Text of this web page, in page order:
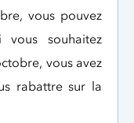
vous pouvez
vous souhaitez
vous avez
rabattre sur la